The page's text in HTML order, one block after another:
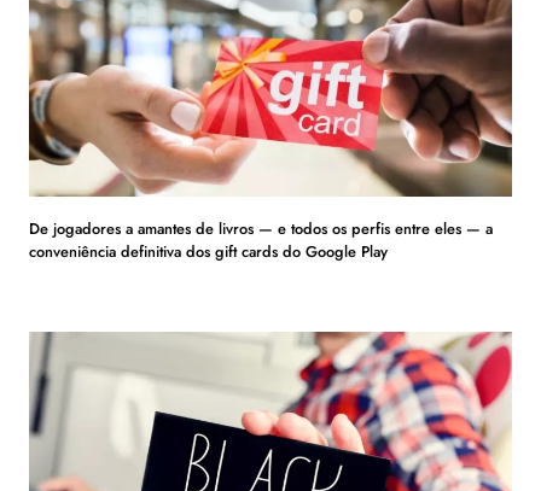
De jogadores a amantes de livros — e todos os perfis entre eles — a
conveniência definitiva dos gift cards do Google Play